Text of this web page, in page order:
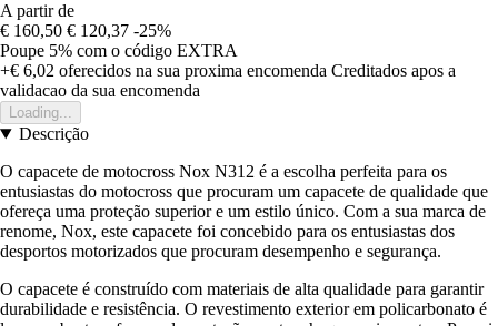
A partir de
€ 160,50 € 120,37 -25%
Poupe 5% com o código EXTRA
+€ 6,02 oferecidos na sua proxima encomenda Creditados apos a
validacao da sua encomenda
Loading...
Descrição
O capacete de motocross Nox N312 é a escolha perfeita para os
entusiastas do motocross que procuram um capacete de qualidade que
ofereça uma proteção superior e um estilo único. Com a sua marca de
renome, Nox, este capacete foi concebido para os entusiastas dos
desportos motorizados que procuram desempenho e segurança.
O capacete é construído com materiais de alta qualidade para garantir
durabilidade e resistência. O revestimento exterior em policarbonato é